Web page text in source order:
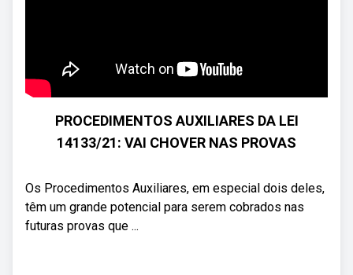
PROCEDIMENTOS AUXILIARES DA LEI
14133/21: VAI CHOVER NAS PROVAS
Os Procedimentos Auxiliares, em especial dois deles,
têm um grande potencial para serem cobrados nas
futuras provas que ...